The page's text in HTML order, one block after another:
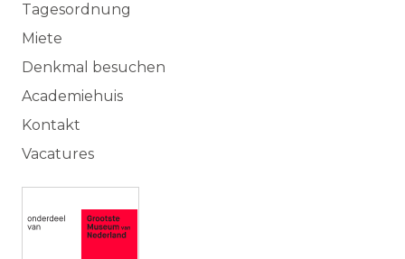
Tagesordnung
Miete
Denkmal besuchen
Academiehuis
Kontakt
Vacatures